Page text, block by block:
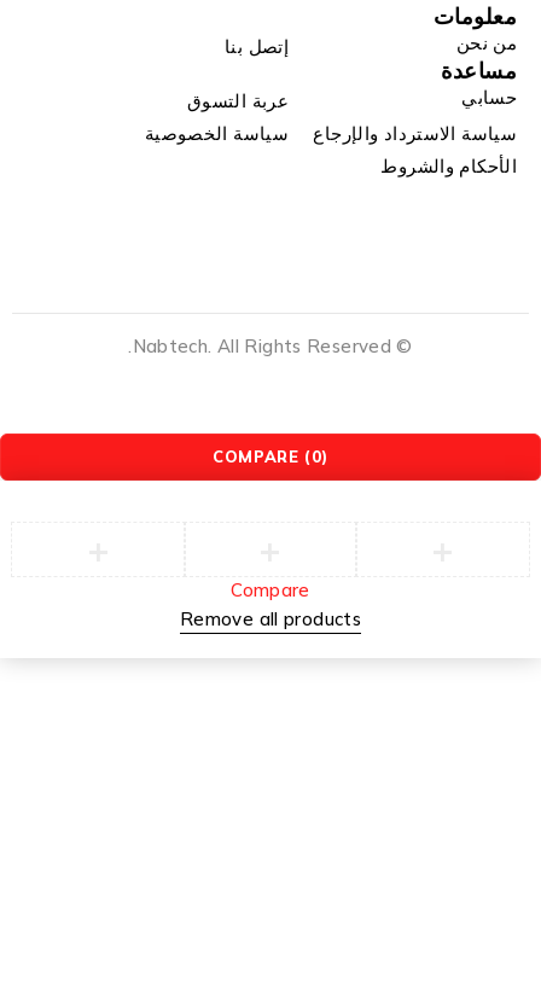
معلومات
من نحن إتصل بنا
مساعدة
حسابي
عربة التسوق
سياسة الاسترداد والإرجاع
سياسة الخصوصية
الأحكام والشروط
© Nabtech. All Rights Reserved.
COMPARE (0)
Compare
Remove all products